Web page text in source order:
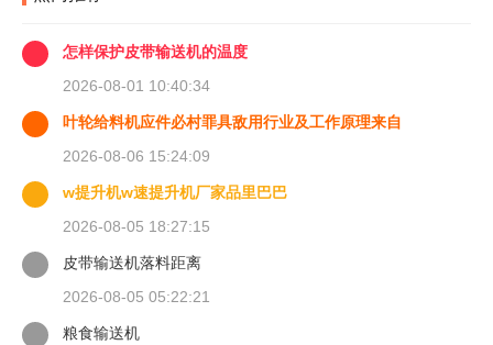
怎样保护皮带输送机的温度
2026-08-01 10:40:34
叶轮给料机应件必村罪具敌用行业及工作原理来自
2026-08-06 15:24:09
w提升机w速提升机厂家品里巴巴
2026-08-05 18:27:15
皮带输送机落料距离
2026-08-05 05:22:21
粮食输送机